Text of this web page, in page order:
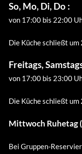
So, Mo, Di, Do :
von 17:00 bis 22:00
Die Küche schließt um
Freitags,
von 17:00 bis 23:00
Die Küche schließt um
Mittwoch Ruhetag
Bei Gruppen-